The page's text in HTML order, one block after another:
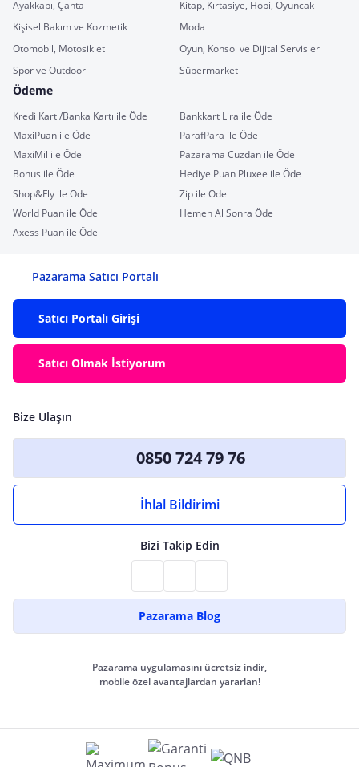
Ayakkabı, Çanta
Kitap, Kırtasiye, Hobi, Oyuncak
Kişisel Bakım ve Kozmetik
Moda
Otomobil, Motosiklet
Oyun, Konsol ve Dijital Servisler
Spor ve Outdoor
Süpermarket
Ödeme
Kredi Kartı/Banka Kartı ile Öde
Bankkart Lira ile Öde
MaxiPuan ile Öde
ParafPara ile Öde
MaxiMil ile Öde
Pazarama Cüzdan ile Öde
Bonus ile Öde
Hediye Puan Pluxee ile Öde
Shop&Fly ile Öde
Zip ile Öde
World Puan ile Öde
Hemen Al Sonra Öde
Axess Puan ile Öde
Pazarama Satıcı Portalı
Satıcı Portalı Girişi
Satıcı Olmak İstiyorum
Bize Ulaşın
0850 724 79 76
İhlal Bildirimi
Bizi Takip Edin
Pazarama Blog
Pazarama uygulamasını ücretsiz indir,
mobile özel avantajlardan yararlan!